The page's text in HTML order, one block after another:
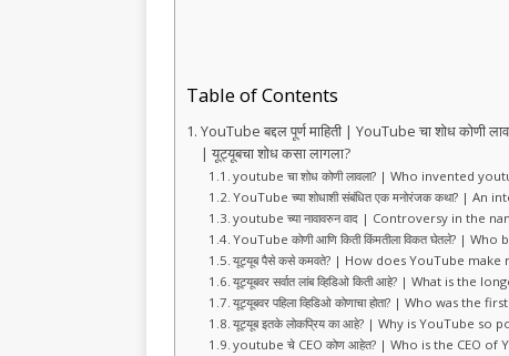
Table of Contents
YouTube बद्दल पूर्ण माहिती | YouTube चा शोध
| यूट्यूबचा शोध कसा लागला?
youtube चा शोध कोणी लावला? | Who invented
YouTube च्या शोधाशी संबंधित एक मनोरंजक कथा? |
youtube च्या नावावरुन वाद | Controversy in the
YouTube कोणी आणि किती किंमतीला विकत घेतले? |
यूट्यूब पैसे कसे कमवते? | How does YouTube make
यूट्यूबवर सर्वात लांब व्हिडिओ किती आहे? | What is
यूट्यूबवर पहिला व्हिडिओ कोणाचा होता? | Who was
यूट्यूब इतके लोकप्रिय का आहे? | Why is YouTube so
youtube चे CEO कोण आहेत? | Who is the CEO of